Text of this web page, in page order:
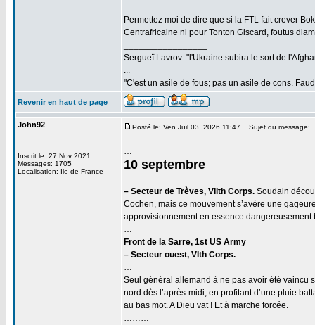
Permettez moi de dire que si la FTL fait crever
Centrafricaine ni pour Tonton Giscard, foutus
Sergueï Lavrov: "l'Ukraine subira le sort de
...
"C'est un asile de fous; pas un asile de cons.
Revenir en haut de page
John92
Inscrit le: 27 Nov 2021
Messages: 1705
Localisation: Ile de France
Posté le: Ven Juil 03, 2026 11:47 Sujet du message:
…
10 septembre
…
– Secteur de Trèves, VIIth Corps. Soudain
Cochen, mais ce mouvement s’avère une
approvisionnement en essence
…
Front de la Sarre, 1st US Army
– Secteur ouest, VIth Corps.
…
Seul général allemand à ne pas avoir été vaincu
nord dès l’après-midi, en profitant d’une pluie
au bas mot. A Dieu vat ! Et à marche forcée.
………